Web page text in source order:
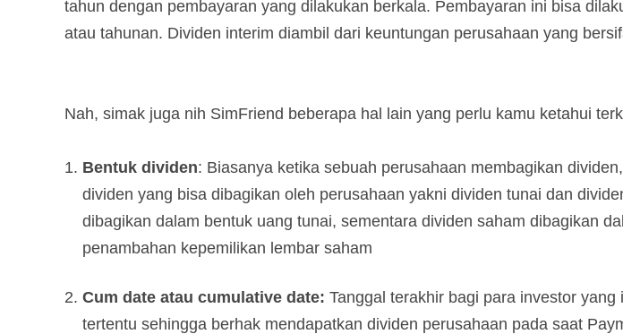
tahun dengan pembayaran yang dilakukan berkala. Pembayaran ini bisa
atau tahunan. Dividen interim diambil dari keuntungan perusahaan yang
Nah, simak juga nih SimFriend beberapa hal lain yang perlu kamu ketahui
Bentuk dividen: Biasanya ketika sebuah perusahaan membagikan
dividen yang bisa dibagikan oleh perusahaan yakni dividen tunai dan
dibagikan dalam bentuk uang tunai, sementara dividen saham dibagikan
penambahan kepemilikan lembar saham
Cum date atau cumulative date: Tanggal terakhir bagi para investor yang
tertentu sehingga berhak mendapatkan dividen perusahaan pada saat